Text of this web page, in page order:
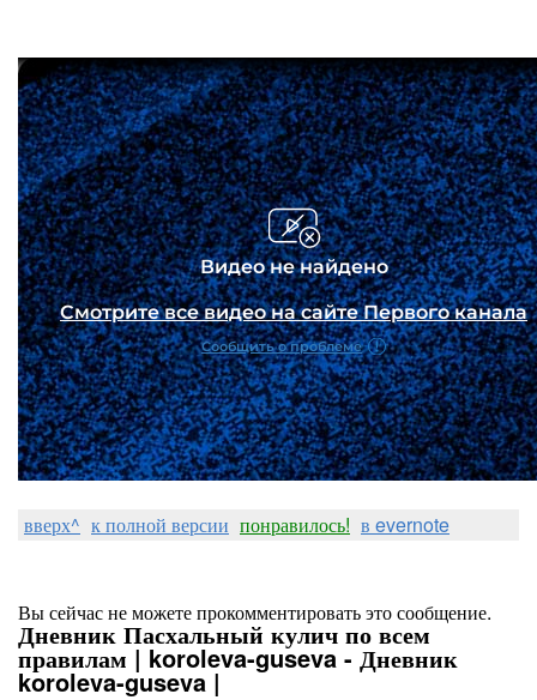
вверх^ к полной версии понравилось! в evernote
Вы сейчас не можете прокомментировать это сообщение.
Дневник Пасхальный кулич по всем
правилам | koroleva-guseva - Дневник
koroleva-guseva |